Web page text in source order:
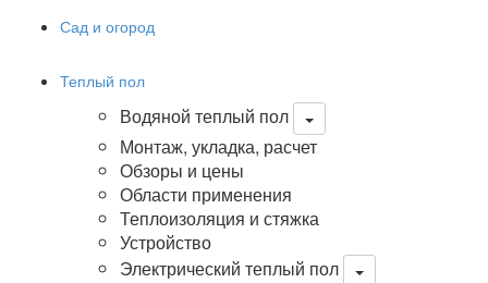
Сад и огород
Теплый пол
Водяной теплый пол
Монтаж, укладка, расчет
Обзоры и цены
Области применения
Теплоизоляция и стяжка
Устройство
Электрический теплый пол